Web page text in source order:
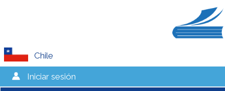
Chile
Iniciar sesión